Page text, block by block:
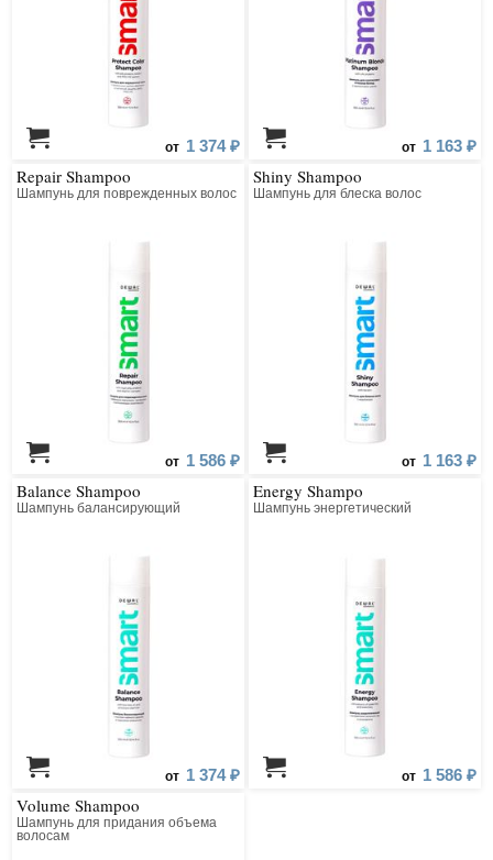
от 1 374 ₽ от 1 163 ₽
Repair Shampoo
Шампунь для поврежденных волос
от 1 586 ₽
Shiny Shampoo
Шампунь для блеска волос
от 1 163 ₽
Balance Shampoo
Шампунь балансирующий
от 1 374 ₽
Energy Shampo
Шампунь энергетический
от 1 586 ₽
Volume Shampoo
Шампунь для придания объема
волосам